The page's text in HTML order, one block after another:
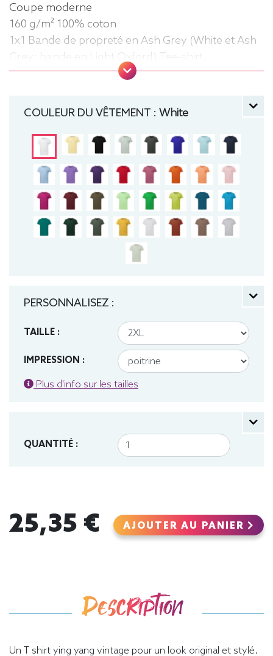
Coupe moderne
160 g/m² 100% coton
1x1 Bande de propreté en Ash Grey (White et Ash
Grey: bande en Light Oxford) Tee-shirt,
manche courte, Léger, Homme, Col rond
COULEUR DU VÊTEMENT : White
PERSONNALISEZ :
TAILLE :
IMPRESSION :
Plus d'info sur les tailles
QUANTITÉ :
25,35 € AJOUTER AU PANIER
Description
Un T shirt ying yang vintage pour un look original et stylé.